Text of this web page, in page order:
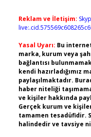
Reklam ve İletişim:
Yasal Uyarı: Bu
marka, kurum veya
bağlantısı
kendi hazırladığımız
paylaşılmaktadır.
haber niteliği
ve kişiler hakkında
Gerçek kurum ve
tamamen tesadüfidir.
halindedir ve tavsiye